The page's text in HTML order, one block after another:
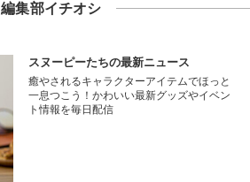
編集部イチオシ
スヌーピーたちの最新ニュース
癒やされるキャラクターアイテムでほっと
一息つこう！かわいい最新グッズやイベン
ト情報を毎日配信